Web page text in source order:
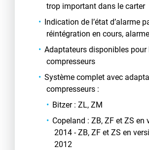
trop important dans le carter
Indication de l’état d’alarme
réintégration en cours,
Adaptateurs disponibles
compresseurs
Système complet avec
compresseurs :
Bitzer : ZL, ZM
Copeland : ZB, ZF et ZS en
2014 - ZB, ZF et ZS en
2012